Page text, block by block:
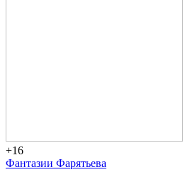
+16
Фантазии Фарятьева